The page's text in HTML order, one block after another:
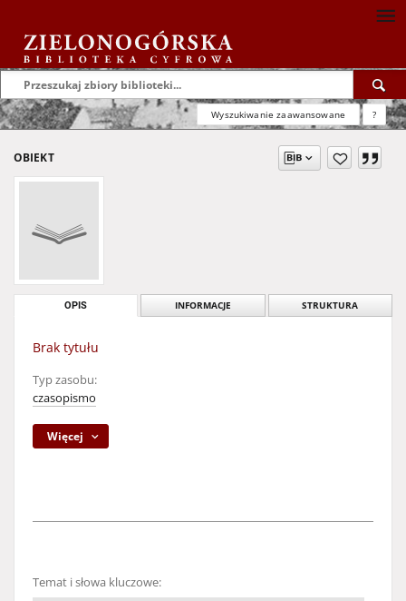
Wyszukiwanie zaawansowane ?
OBIEKT
OPIS INFORMACJE STRUKTURA
Brak tytułu
Typ zasobu:
czasopismo
Więcej
Temat i słowa kluczowe: